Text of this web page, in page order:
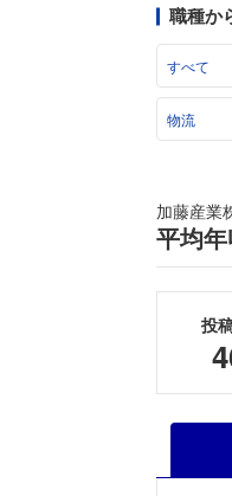
職種か
すべて
物流
加藤産業
平均
投